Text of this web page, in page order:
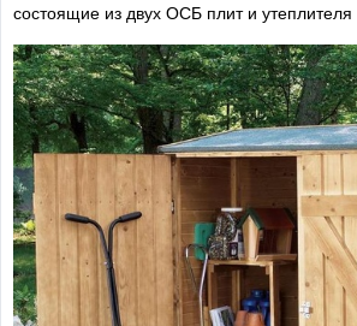
состоящие из двух ОСБ плит и утеплителя